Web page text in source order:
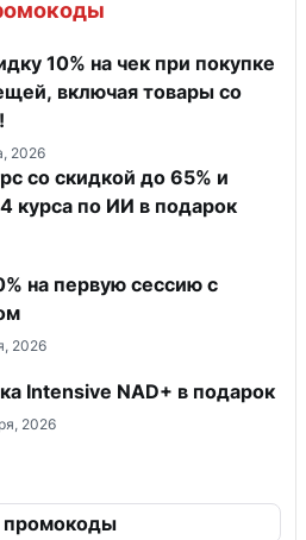
10% на чек при покупке
включая товары со
2026
со скидкой до 65% и
курса по ИИ в подарок
на первую сессию с
2026
Intensive NAD+ в подарок
2026
промокоды